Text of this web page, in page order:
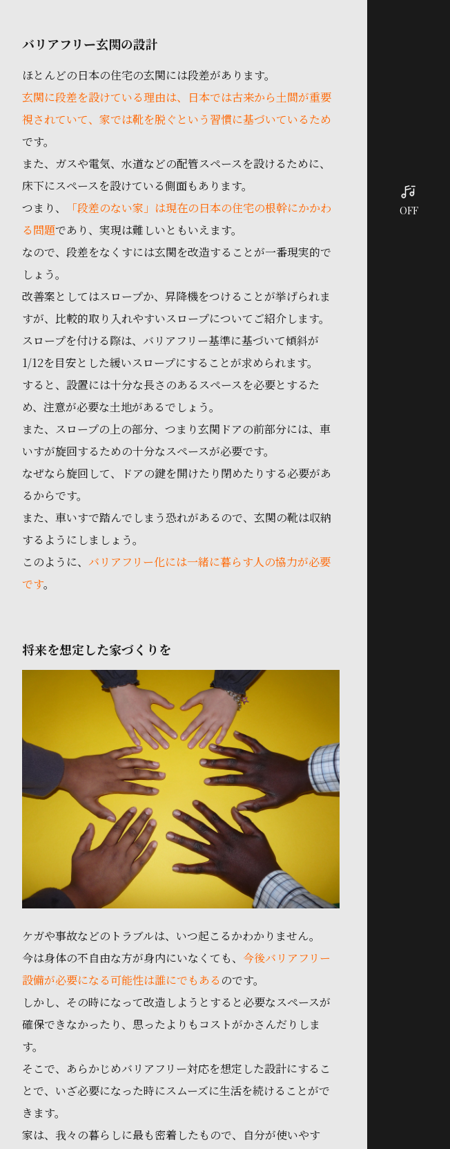
OFF
バリアフリー玄関の設計
ほとんどの日本の住宅の玄関には段差があります。
玄関に段差を設けている理由は、日本では古来から土間が重要
視されていて、家では靴を脱ぐという習慣に基づいているため
です。
また、ガスや電気、水道などの配管スペースを設けるために、
床下にスペースを設けている側面もあります。
つまり、
「段差のない家」は現在の日本の住宅の根幹にかかわ
る問題であり、実現は難しいともいえます。
なので、段差をなくすには玄関を改造することが一番現実的で
しょう。
改善案としてはスロープか、昇降機をつけることが挙げられま
すが、比較的取り入れやすいスロープについてご紹介します。
スロープを付ける際は、バリアフリー基準に基づいて傾斜が
1/12を目安とした緩いスロープにすることが求められます。
すると、設置には十分な長さのあるスペースを必要とするた
め、注意が必要な土地があるでしょう。
また、スロープの上の部分、つまり玄関ドアの前部分には、車
いすが旋回するための十分なスペースが必要です。
なぜなら旋回して、ドアの鍵を開けたり閉めたりする必要があ
るからです。
また、車いすで踏んでしまう恐れがあるので、玄関の靴は収納
するようにしましょう。
このように、 バリアフリー化には一緒に暮らす人の協力が必要
です。
将来を想定した家づくりを
ケガや事故などのトラブルは、いつ起こるかわかりません。
今は身体の不自由な方が身内にいなくても、 今後バリアフリー
設備が必要になる可能性は誰にでもある のです。
しかし、その時になって改造しようとすると必要なスペースが
確保できなかったり、思ったよりもコストがかさんだりしま
す。
そこで、あらかじめバリアフリー対応を想定した設計にするこ
とで、いざ必要になった時にスムーズに生活を続けることがで
きます。
家は、我々の暮らしに最も密着したもので、自分が使いやす